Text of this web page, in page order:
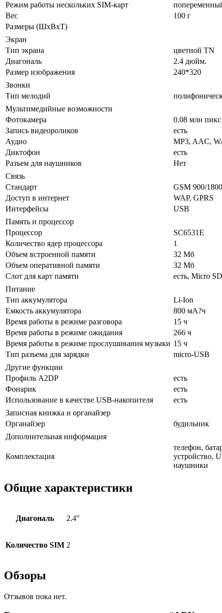
Режим работы нескольких SIM-карт
Вес
100 г
Размеры (ШxВxТ)
Экран
Тип экрана
цветной TN
Диагональ
2.4 дюйм.
Размер изображения
240*320
Звонки
Тип мелодий
Мультимедийные возможности
Фотокамера
0.08 млн пикс
Запись видеороликов
есть
Аудио
MP3, AAC,
Диктофон
есть
Разъем для наушников
Нет
Связь
Стандарт
GSM 900/1800
Доступ в интернет
WAP, GPRS
Интерфейсы
USB
Память и процессор
Процессор
SC6531E
Количество ядер процессора
1
Объем встроенной памяти
32 Мб
Объем оперативной памяти
32 Мб
Слот для карт памяти
есть, Micro
Питание
Тип аккумулятора
Li-Ion
Емкость аккумулятора
800 мА?ч
Время работы в режиме разговора
15 ч
Время работы в режиме ожидания
266 ч
Время работы в режиме прослушивания музыки 15 ч
Тип разъема для зарядки
micro-USB
Другие функции
Профиль A2DP
есть
Фонарик
есть
Использование в качестве USB-накопителя
есть
Записная книжка и органайзер
Органайзер
будильник
Дополнительная информация
Комплектация
телефон,
устройство,
наушники
Общие характеристики
Диагональ 2.4″
Количество SIM 2
Обзоры
Отзывов пока нет.